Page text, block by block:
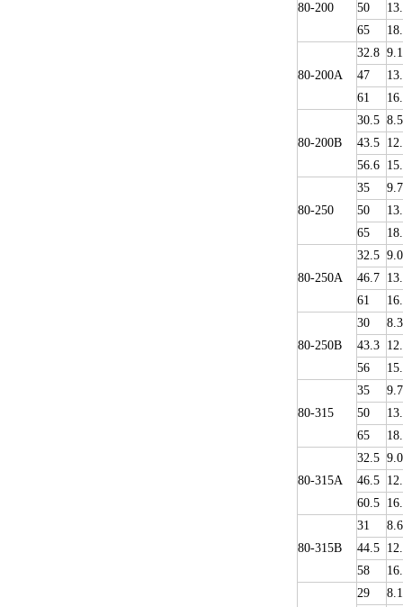
80-200
50
65
80-200A
32.8 9.1
47
61
80-200B
30.5 8.5
43.5
56.6
80-250
35
50
65
80-250A
32.5 9.0
46.7
61
80-250B
30
8.3
43.3
56
80-315
35
50
65
80-315A
32.5 9.0
46.5
60.5
80-315B
31
8.6
44.5
58
29
8.1